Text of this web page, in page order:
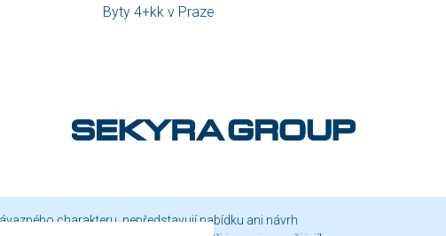
Byty 4+kk v Praze
charakteru, nepředstavují nabídku ani návrh